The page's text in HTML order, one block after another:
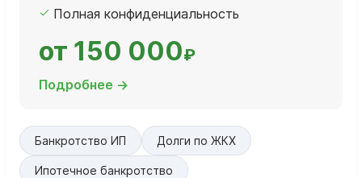
Полная конфиденциальность
от 150 000₽
Подробнее →
Банкротство ИП Долги по ЖКХ
Ипотечное банкротство